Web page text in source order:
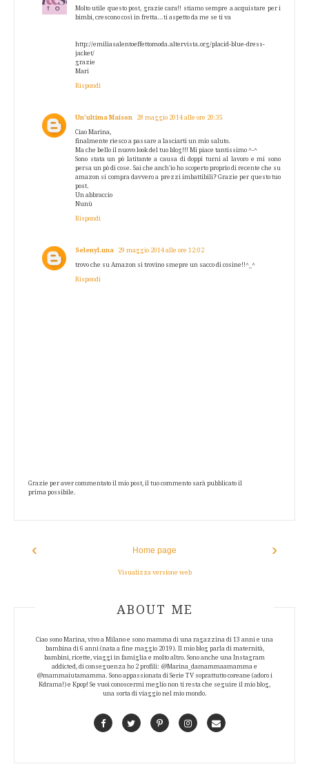
Molto utile questo post, grazie cara!! stiamo sempre a acquistare per i
bimbi, crescono così in fretta...ti aspetto da me se ti va
http://emiliasalentoeffettomoda.altervista.org/placid-blue-dress-
jacket/
grazie
Mari
Rispondi
Un’ultima Maison 28 maggio 2014 alle ore 20:35
Ciao Marina,
finalmente riesco a passare a lasciarti un mio saluto.
Ma che bello il nuovo look del tuo blog!!! Mi piace tantissimo ^-^
Sono stata un pò latitante a causa di doppi turni al lavoro e mi sono
persa un pò di cose. Sai che anch'io ho scoperto proprio di recente che su
amazon si compra davvero a prezzi imbattibili? Grazie per questo tuo
post.
Un abbraccio
Nunù
Rispondi
SelenyLuna 29 maggio 2014 alle ore 12:02
trovo che su Amazon si trovino smepre un sacco di cosine!!^_^
Rispondi
Grazie per aver commentato il mio post, il tuo commento sarà pubblicato il
prima possibile.
‹ ›
Home page
Visualizza versione web
ABOUT AUTHOR
ABOUT ME
Ciao sono Marina, vivo a Milano e sono mamma di una ragazzina di 13 anni e una
bambina di 6 anni (nata a fine maggio 2019). Il mio blog parla di maternità,
bambini, ricette, viaggi in famiglia e molto altro. Sono anche una Instagram
addicted, di conseguenza ho 2 profili: @Marina_damammaamamma e
@mammaiutamamma. Sono appassionata di Serie TV soprattutto coreane (adoro i
Kdrama!) e Kpop! Se vuoi conoscermi meglio non ti resta che seguire il mio blog,
una sorta di viaggio nel mio mondo.
FacebookTwitterPinterestInstagramContact